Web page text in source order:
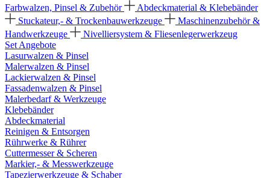
Farbwalzen, Pinsel & Zubehör
Abdeckmaterial & Klebebänder
Stuckateur,- & Trockenbauwerkzeuge
Maschinenzubehör &
Handwerkzeuge
Nivelliersystem & Fliesenlegerwerkzeug
Set Angebote
Lasurwalzen & Pinsel
Malerwalzen & Pinsel
Lackierwalzen & Pinsel
Fassadenwalzen & Pinsel
Malerbedarf & Werkzeuge
Klebebänder
Abdeckmaterial
Reinigen & Entsorgen
Rührwerke & Rührer
Cuttermesser & Scheren
Markier,- & Messwerkzeuge
Tapezierwerkzeuge & Schaber